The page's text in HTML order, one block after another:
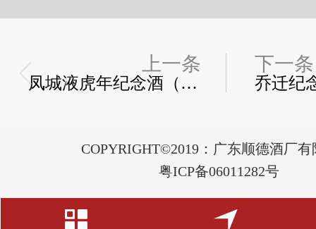
上一条
凤城液虎年纪念酒（卧虎藏龙）
下一条
乔迁纪
COPYRIGHT©2019：广东顺德酒厂
粤ICP备06011282号